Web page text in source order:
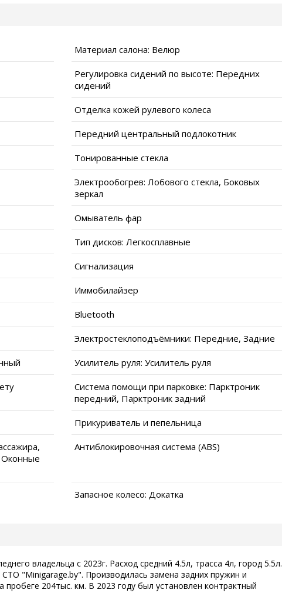
Материал салона: Велюр
Регулировка сидений по высоте: Передних
сидений
Отделка кожей рулевого колеса
Передний центральный подлокотник
Тонированные стекла
Электрообогрев: Лобового стекла, Боковых
зеркал
Омыватель фар
Тип дисков: Легкосплавные
Сигнализация
Иммобилайзер
Bluetooth
Электростеклоподъёмники: Передние, Задние
Усилитель руля: Усилитель руля
Система помощи при парковке: Парктроник
передний, Парктроник задний
Прикуриватель и пепельница
Антиблокировочная система (ABS)
Запасное колесо: Докатка
владельца с 2023г. Расход средний 4.5л, трасса 4л, город 5.5л.
"Minigarage.by". Производилась замена задних пружин и
204тыс. км. В 2023 году был установлен контрактный